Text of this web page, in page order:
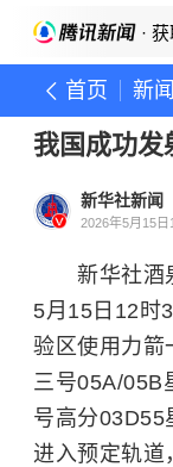
·
首页 新闻
我国成功发
新华社新闻
2026年5月15日
新华社酒泉
5月15日12时
验区使用力箭
三号05A/05B
号高分03D55
进入预定轨道